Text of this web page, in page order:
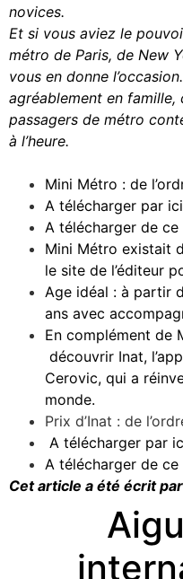
novices.
Et si vous aviez le
métro de Paris, de New
vous en donne
agréablement en
passagers de métro
à l’heure.
Mini Métro : de
A télécharger par
A télécharger de
Mini Métro existait
le site de l’éditeur
Age idéal : à partir
ans avec
En complément de
découvrir Inat,
Cerovic, qui a
monde.
Prix d’Inat : de
A télécharger par
A télécharger de
Cet article a été écrit